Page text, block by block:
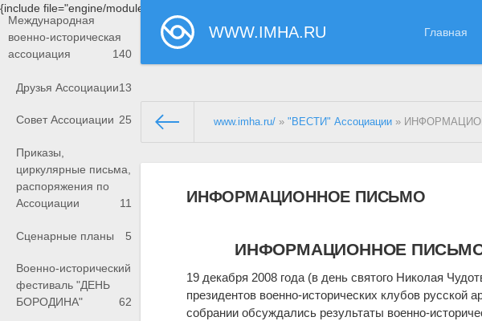
{include file="engine/modules/saperu/head.php"}
WWW.IMHA.RU Главная
Международная
военно-историческая
ассоциация
140
Друзья Ассоциации13
Совет Ассоциации 25
Приказы,
циркулярные письма,
распоряжения по
Ассоциации
11
Сценарные планы 5
Военно-исторический
фестиваль "ДЕНЬ
БОРОДИНА"
62
www.imha.ru/ »"ВЕСТИ" Ассоциации »
ИНФОРМАЦИОННОЕ ПИСЬМО
ИНФОРМАЦИОННОЕ
19 декабря 2008 года (в день святого Николая
президентов военно-исторических клубов русской
собрании обсуждались результаты военно-